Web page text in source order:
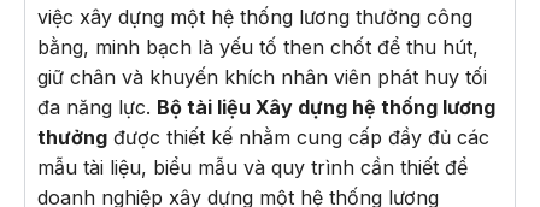
việc xây dựng một hệ thống lương thưởng công
bằng, minh bạch là yếu tố then chốt để thu hút,
giữ chân và khuyến khích nhân viên phát huy tối
đa năng lực. Bộ tài liệu Xây dựng hệ thống lương
thưởng được thiết kế nhằm cung cấp đầy đủ các
mẫu tài liệu, biểu mẫu và quy trình cần thiết để
doanh nghiệp xây dựng một hệ thống lương